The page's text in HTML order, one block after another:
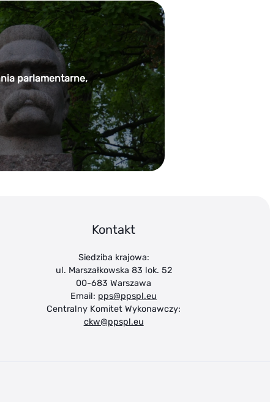
parlamentarne,
Kontakt
Siedziba krajowa:
ul. Marszałkowska 83 lok. 52
00-683 Warszawa
Email: pps@ppspl.eu
Centralny Komitet Wykonawczy:
ckw@ppspl.eu